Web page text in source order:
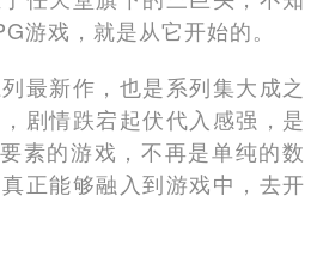
游戏，就是从它开始的。
最新作，也是系列集大成之
剧情跌宕起伏代入感强，是
素的游戏，不再是单纯的数
正能够融入到游戏中，去开